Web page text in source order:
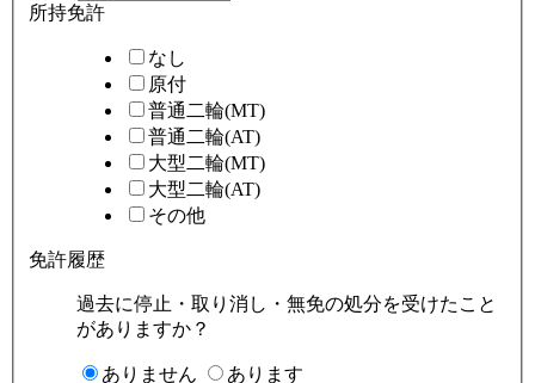
所持免許
なし
原付
普通二輪(MT)
普通二輪(AT)
大型二輪(MT)
大型二輪(AT)
その他
免許履歴
過去に停止・取り消し・無免の処分を受けたこと
がありますか？
ありません あります